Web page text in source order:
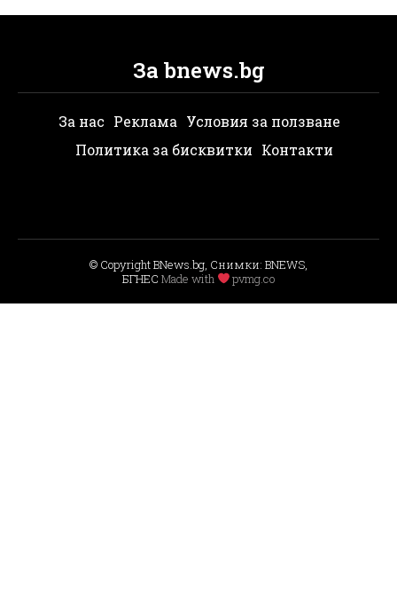
За bnews.bg
За нас Реклама Условия за ползване
Политика за бисквитки Контакти
© Copyright BNews.bg, Снимки: BNEWS,
БГНЕС Мade with pvmg.co